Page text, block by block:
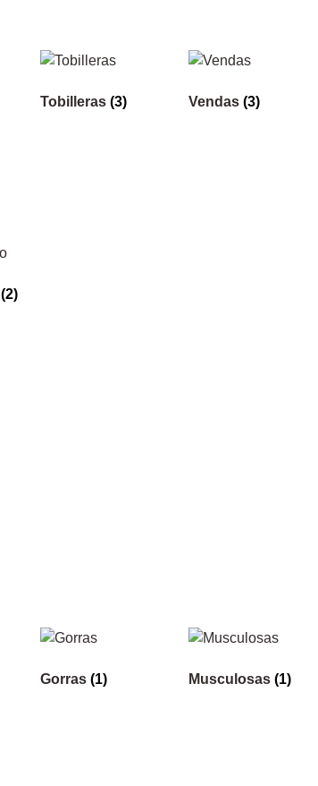
Tobilleras (3) Vendas (3)
(2)
Gorras (1) Musculosas (1)